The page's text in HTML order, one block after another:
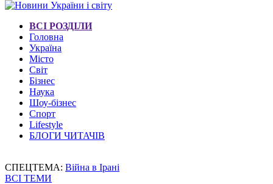
ВСІ РОЗДІЛИ
Головна
Україна
Місто
Світ
Бізнес
Наука
Шоу-бізнес
Спорт
Lifestyle
БЛОГИ ЧИТАЧІВ
СПЕЦТЕМА: Війна в Ірані
ВСІ ТЕМИ